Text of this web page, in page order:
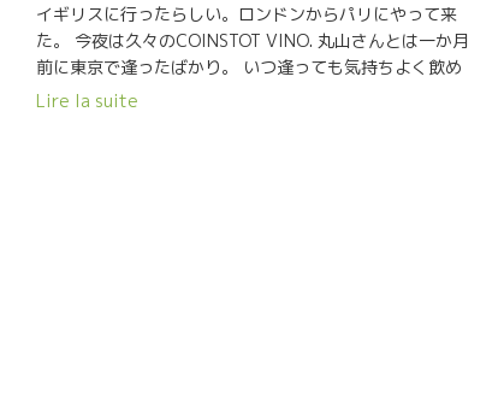
イギリスに行ったらしい。ロンドンからパリにやって来
た。 今夜は久々のCOINSTOT VINO. 丸山さんとは一か月
前に東京で逢ったばかり。 いつ逢っても気持ちよく飲め
る人。 ほぼ家族のような存在。 今夜は、やはり家族のよ
Lire la suite